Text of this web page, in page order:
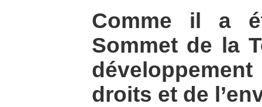
Comme il a
Sommet de la
droits et de